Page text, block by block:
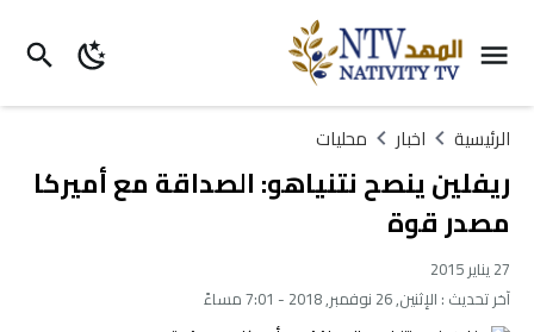
الرئيسية اخبار محليات
ريفلين ينصح نتنياهو: الصداقة مع أميركا
مصدر قوة
27 يناير 2015
آخر تحديث : الإثنين, 26 نوفمبر, 2018 - 7:01 مساءً